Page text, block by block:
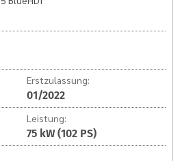
Erstzulassung:
01/2022
Leistung:
75 kW (102 PS)